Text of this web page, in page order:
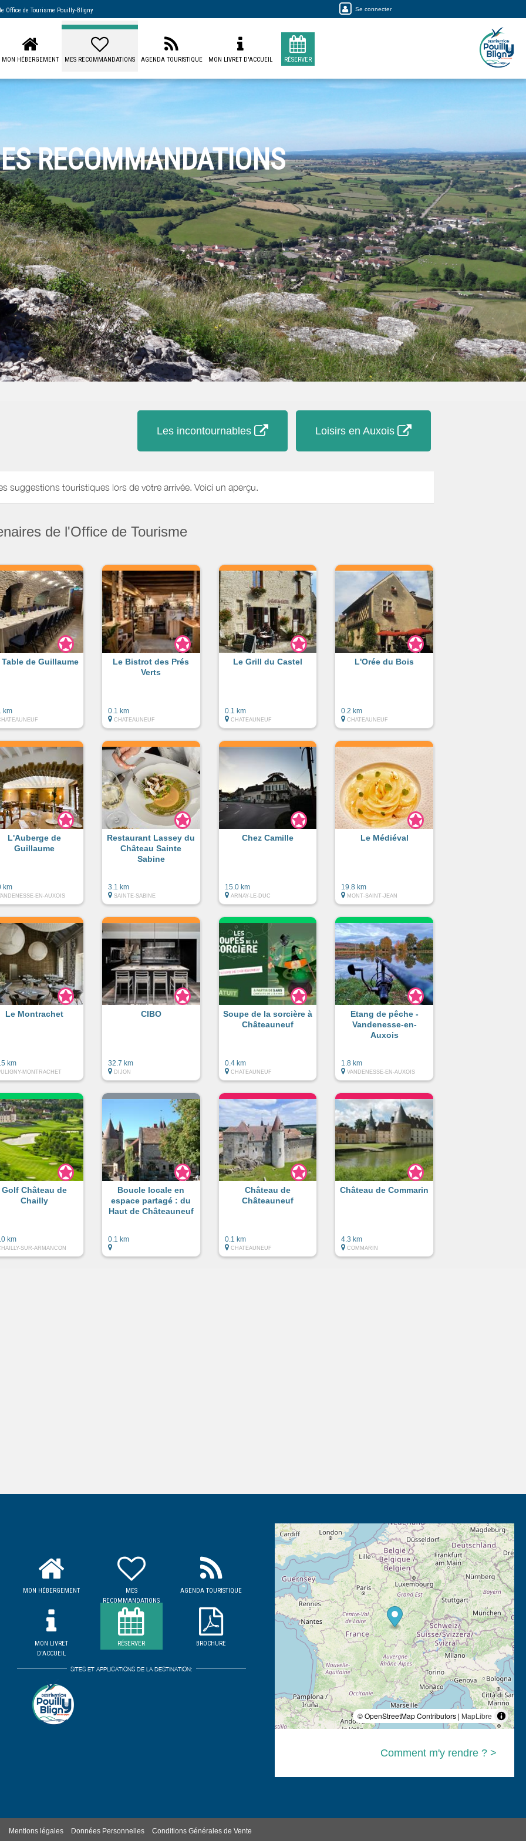
Office de Tourisme Pouilly-Bligny Se connecter
MON HÉBERGEMENT MES RECOMMANDATIONS AGENDA TOURISTIQUE MON LIVRET D'ACCUEIL RÉSERVER
RECOMMANDATIONS
Les incontournables Loisirs en Auxois
suggestions touristiques lors de votre arrivée. Voici un aperçu.
de l'Office de Tourisme
Table de Guillaume
km
Le Bistrot des Prés
Verts
0.1 km
CHATEAUNEUF
Le Grill du Castel
0.1 km
CHATEAUNEUF
L'Orée du Bois
0.2 km
CHATEAUNEUF
L'Auberge de
Guillaume
km
EN-AUXOIS
Restaurant Lassey du
Château Sainte
Sabine
3.1 km
SAINTE-SABINE
Chez Camille
15.0 km
ARNAY-LE-DUC
Le Médiéval
19.8 km
MONT-SAINT-JEAN
Le Montrachet
km
MONTRACHET
CIBO
32.7 km
DIJON
Soupe de la sorcière à
Châteauneuf
0.4 km
CHATEAUNEUF
Etang de pêche -
Vandenesse-en-
Auxois
1.8 km
VANDENESSE-EN-AUXOIS
Golf Château de
Chailly
km
SUR-ARMANCON
Boucle locale en
espace partagé : du
Haut de Châteauneuf
0.1 km
Château de
Châteauneuf
0.1 km
CHATEAUNEUF
Château de Commarin
4.3 km
COMMARIN
MON HÉBERGEMENT
MES
RECOMMANDATIONS
AGENDA TOURISTIQUE
MON LIVRET
D'ACCUEIL
RÉSERVER BROCHURE
SITES ET APPLICATIONS DE LA DESTINATION:
© OpenStreetMap Contributors | MapLibre
Comment m'y rendre ? >
Mentions légales Données Personnelles Conditions Générales de Vente